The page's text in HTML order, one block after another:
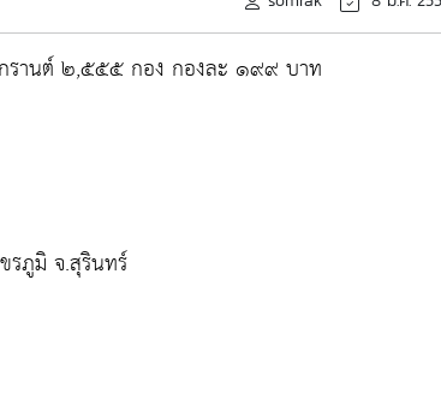
รานต์ ๒,๕๕๕ กอง กองละ ๑๙๙ บาท
ภูมิ จ.สุรินทร์